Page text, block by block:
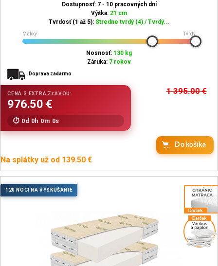
Dostupnosť: 7 - 10 pracovných dní
Výška: 21 cm
Tvrdosť (1 až 5): Stredne tvrdý (4) / Tvrdý...
Mäkký Tvrdý
Nosnosť: 130 kg
Záruka: 7 rokov
Doprava zadarmo
1 395.00€
0d 0h 0m 0s
Do košíka
Na splátky už od 139.50 €
120 NOCÍ NA VYSKÚŠANIE